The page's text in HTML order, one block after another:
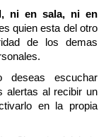
ni en sala, ni en
quien esta del otro
de los demas
escuchar
alertas al recibir un
en la propia